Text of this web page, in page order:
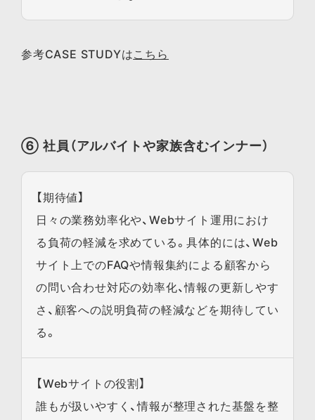
参考CASE STUDYはこちら
⑥ 社員（アルバイトや家族含むインナー）
【期待値】
日々の業務効率化や、Webサイト運用におけ
る負荷の軽減を求めている。具体的には、Web
サイト上でのFAQや情報集約による顧客から
の問い合わせ対応の効率化、情報の更新しやす
さ、顧客への説明負荷の軽減などを期待してい
る。
【Webサイトの役割】
誰もが扱いやすく、情報が整理された基盤を整